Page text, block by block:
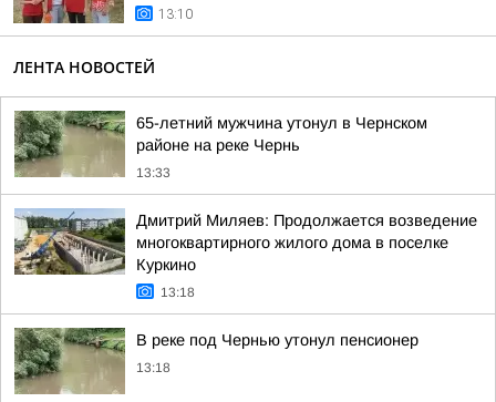
13:10
ЛЕНТА НОВОСТЕЙ
65-летний мужчина утонул в Чернском
районе на реке Чернь
13:33
Дмитрий Миляев: Продолжается возведение
многоквартирного жилого дома в поселке
Куркино
13:18
В реке под Чернью утонул пенсионер
13:18